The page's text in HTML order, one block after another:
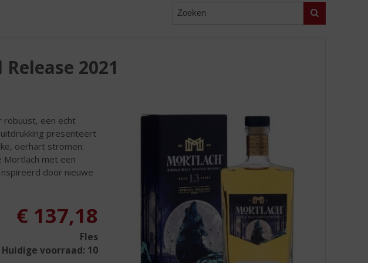
Zoeken
2021
robuust, een echt
presenteert
oerhart stromen.
Mortlach met een
door nieuwe
€ 137,18
Fles
Huidige voorraad: 10